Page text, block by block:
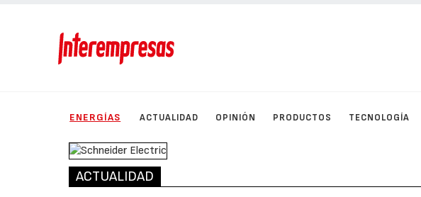
ENERGÍAS ACTUALIDAD OPINIÓN PRODUCTOS TECNOLOGÍA
ACTUALIDAD